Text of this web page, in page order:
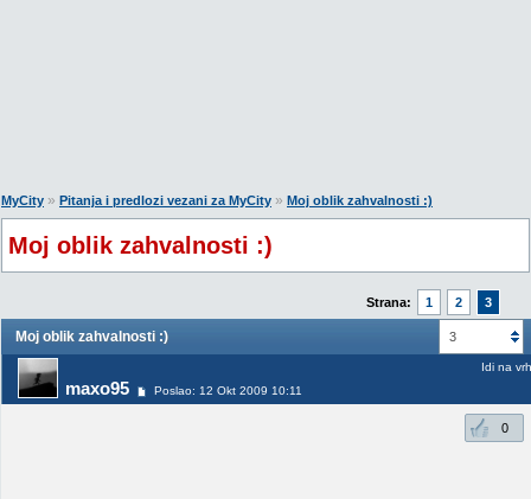
MyCity » Pitanja i predlozi vezani za MyCity » Moj oblik zahvalnosti :)
Moj oblik zahvalnosti :)
Strana: 1 2 3
3
Moj oblik zahvalnosti :)
maxo95 Poslao: 12 Okt 2009 10:11
Idi na vrh
0